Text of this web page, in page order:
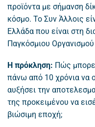
προϊόντα με σήμανση
κόσμο. Το Συν Άλλοις
Ελλάδα που είναι στη
Παγκόσμιου
Η πρόκληση: Πώς
πάνω από 10 χρόνια να
αυξήσει την
της προκειμένου να
βιώσιμη εποχή;